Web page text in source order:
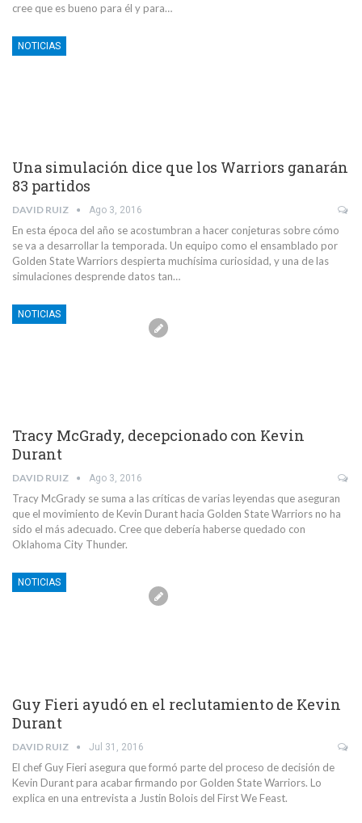
cree que es bueno para él y para…
NOTICIAS
Una simulación dice que los Warriors ganarán
83 partidos
DAVID RUIZ Ago 3, 2016
En esta época del año se acostumbran a hacer conjeturas sobre cómo
se va a desarrollar la temporada. Un equipo como el ensamblado por
Golden State Warriors despierta muchísima curiosidad, y una de las
simulaciones desprende datos tan…
NOTICIAS
Tracy McGrady, decepcionado con Kevin
Durant
DAVID RUIZ Ago 3, 2016
Tracy McGrady se suma a las críticas de varias leyendas que aseguran
que el movimiento de Kevin Durant hacia Golden State Warriors no ha
sido el más adecuado. Cree que debería haberse quedado con
Oklahoma City Thunder.
NOTICIAS
Guy Fieri ayudó en el reclutamiento de Kevin
Durant
DAVID RUIZ Jul 31, 2016
El chef Guy Fieri asegura que formó parte del proceso de decisión de
Kevin Durant para acabar firmando por Golden State Warriors. Lo
explica en una entrevista a Justin Bolois del First We Feast.